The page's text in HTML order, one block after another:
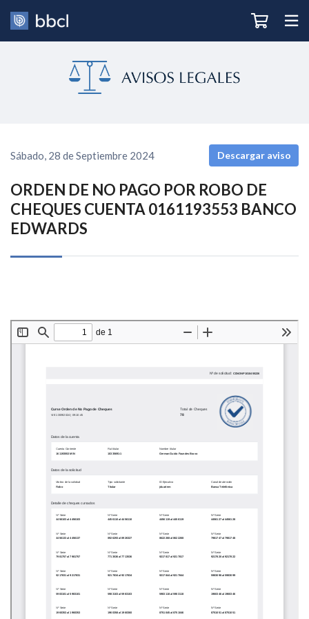
Sábado, 28 de Septiembre 2024 Descargar aviso
ORDEN DE NO PAGO POR ROBO DE
CHEQUES CUENTA 0161193553 BANCO
EDWARDS